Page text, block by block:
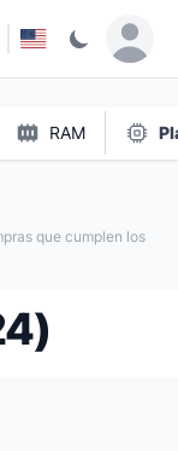
RAM
que cumplen los